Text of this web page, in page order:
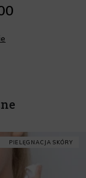
PIELĘGNACJA SKÓRY